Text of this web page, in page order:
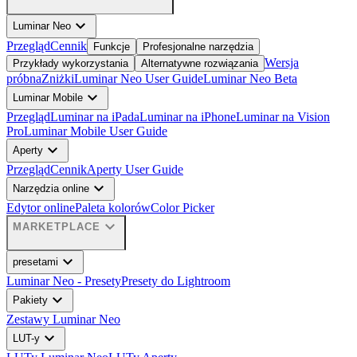
Luminar Neo expand_more
PrzeglądCennik Funkcje
Profesjonalne narzędzia
Przykłady wykorzystania
Alternatywne rozwiązania Wersja
próbnaZniżkiLuminar Neo User GuideLuminar Neo Beta
Luminar Mobile expand_more
PrzeglądLuminar na iPadaLuminar na iPhoneLuminar na Vision
ProLuminar Mobile User Guide
Aperty expand_more
PrzeglądCennikAperty User Guide
Narzędzia online expand_more
Edytor onlinePaleta kolorówColor Picker
MARKETPLACE expand_more
presetami expand_more
Luminar Neo - PresetyPresety do Lightroom
Pakiety expand_more
Zestawy Luminar Neo
LUT-y expand_more